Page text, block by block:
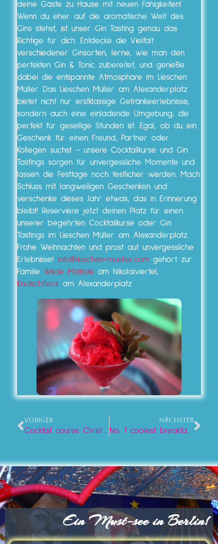
deine Gäste zu Hause mit neuen Fähigkeiten!
Wenn du eher auf die aromatische Welt des
Gins stehst, ist unser Gin Tasting genau das
Richtige für dich. Entdecke die Vielfalt
verschiedener Ginsorten, lerne, wie man den
perfekten Gin & Tonic zubereitet, und genieße
dabei die entspannte Atmosphäre im Lieschen
Müller. Das Lieschen Müller am Alexanderplatz
bietet nicht nur erstklassige Getränkeerlebnisse,
sondern auch eine einladende Umgebung, die
perfekt für gesellige Stunden ist. Egal, ob du ein
Geschenk für einen Freund, Partner oder
Kollegen suchst – unsere Cocktailkurse und Gin
Tastings sorgen für unvergessliche Momente und
lassen die Festtage noch festlicher werden. Mach
Schluss mit langweiligen Geschenken und
verschenke dieses Jahr etwas, das in Erinnerung
bleibt! Reserviere jetzt deinen Platz für einen
unserer begehrten Cocktailkurse oder Gin
Tastings im Lieschen Müller am Alexanderplatz.
Frohe Weihnachten und prost auf unvergessliche
Erlebnisse! info@lieschen-mueller.com gehört zur
Familie Wilde Matilde am Nikolaiviertel,
Knutschfleck am Alexanderplatz
VORIGER
Cocktail course Christmas gift idea in Berlin
NÄCHSTER
No. 1 coolest breakfast in Berlin
Ein Must-see in Berlin!